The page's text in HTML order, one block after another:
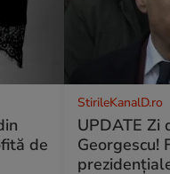
de
StirileKanalD.ro
UPDATE Zi
Georgescu!